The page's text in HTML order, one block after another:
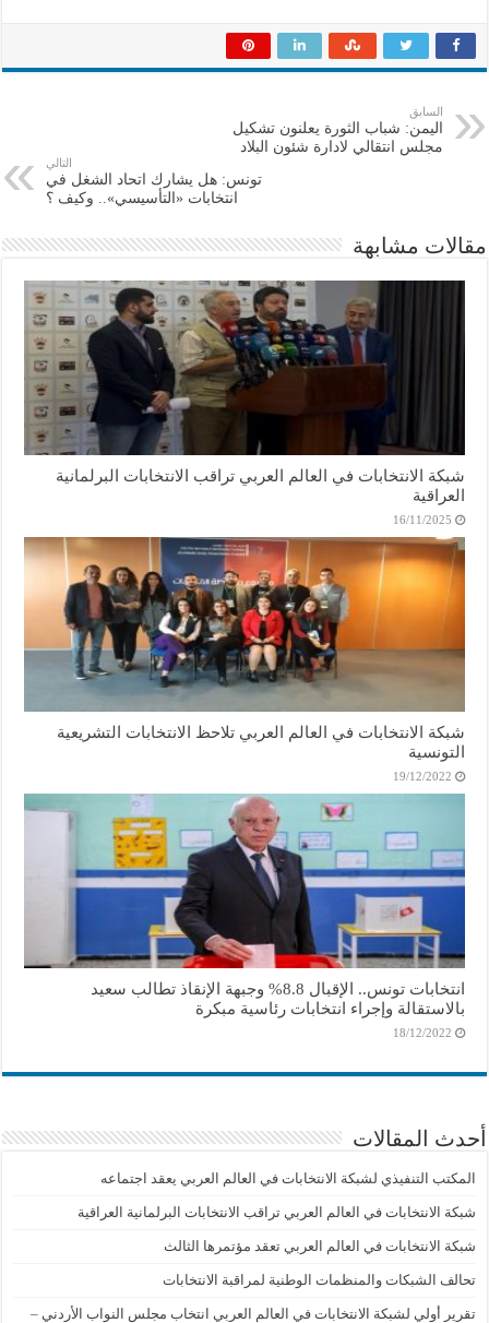
السابق
اليمن: شباب الثورة يعلنون تشكيل
مجلس انتقالي لادارة شئون البلاد
التالي
تونس: هل يشارك اتحاد الشغل في
انتخابات «التأسيسي».. وكيف ؟
مقالات مشابهة
شبكة الانتخابات في العالم العربي تراقب الانتخابات البرلمانية
العراقية
16/11/2025
شبكة الانتخابات في العالم العربي تلاحظ الانتخابات التشريعية
التونسية
19/12/2022
انتخابات تونس.. الإقبال 8.8% وجبهة الإنقاذ تطالب سعيد
بالاستقالة وإجراء انتخابات رئاسية مبكرة
18/12/2022
أحدث المقالات
المكتب التنفيذي لشبكة الانتخابات في العالم العربي يعقد اجتماعه
شبكة الانتخابات في العالم العربي تراقب الانتخابات البرلمانية العراقية
شبكة الانتخابات في العالم العربي تعقد مؤتمرها الثالث
تحالف الشبكات والمنظمات الوطنية لمراقبة الانتخابات
تقرير أولي لشبكة الانتخابات في العالم العربي انتخاب مجلس النواب الأردني –